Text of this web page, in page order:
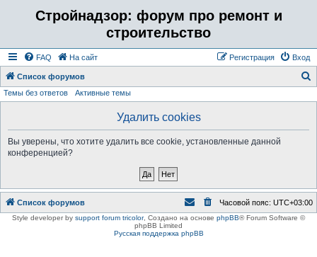
Стройнадзор: форум про ремонт и
строительство
FAQ На сайт Вход
Регистрация
Список форумов
Темы без ответов Активные темы
Удалить cookies
Вы уверены, что хотите удалить все cookie, установленные данной
конференцией?
Список форумов Часовой пояс: UTC+03:00
Style developer by support forum tricolor, Создано на основе phpBB® Forum Software ©
phpBB Limited
Русская поддержка phpBB